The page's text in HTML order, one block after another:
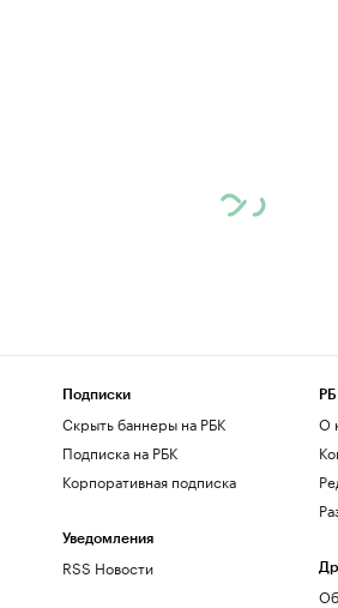
Подписки
Скрыть баннеры на РБК
Подписка на РБК
Корпоративная подписка
Уведомления
RSS Новости
О